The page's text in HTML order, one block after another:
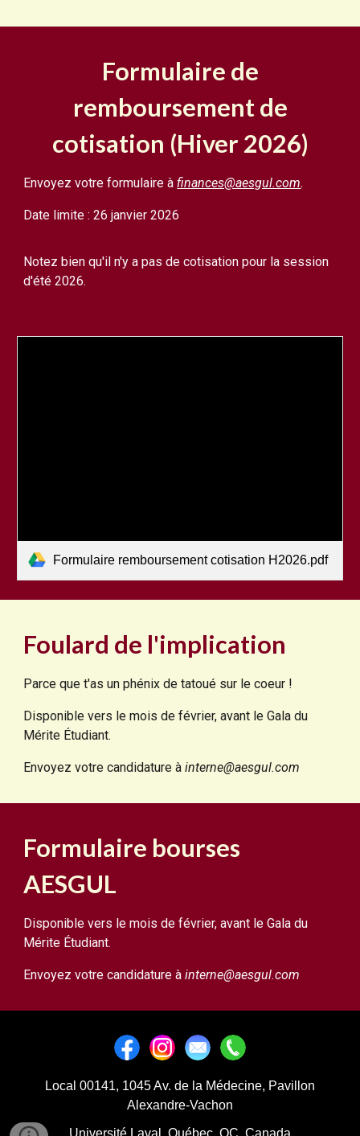
Formulaire de
remboursement de
cotisation (Hiver 2026)
Envoyez votre formulaire à finances@aesgul.com.
Date limite :26 janvier 2026
Notez bien qu'il n'y a pas de cotisation pour la session
d'été 2026.
Formulaire remboursement cotisation H2026.pdf
Foulard de l'implication
Parce que t'as un phénix de tatoué sur le coeur ! ​
Disponible vers le mois de février, avant le Gala du
Mérite Étudiant.
Envoyez votre candidature àinterne@aesgul.com
Formulaire bourses
AESGUL
Disponible vers le mois de février, avant le Gala du
Mérite Étudiant.
Envoyez votre candidature àinterne@aesgul.com
Local 00141, 1045 Av. de la Médecine, Pavillon
Alexandre-Vachon
Université Laval, Québec, QC, Canada